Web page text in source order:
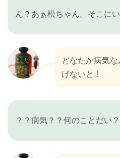
ん？あぁ松ちゃん。そこにい
どなたか病気
げないと！
？？病気？？何のことだい？